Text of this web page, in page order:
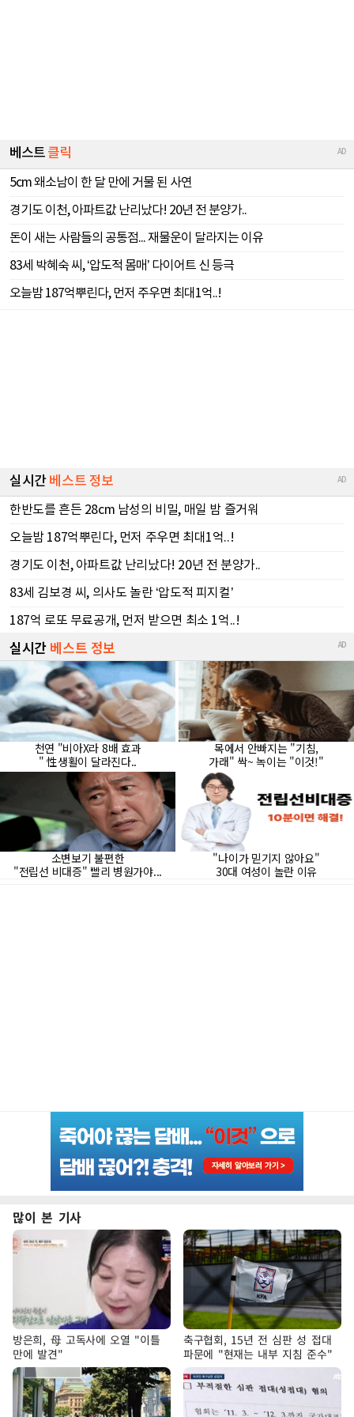
많이 본 기사
방은희, 母 고독사에 오열 "이틀
만에 발견"
축구협회, 15년 전 심판 성 접대
파문에 "현재는 내부 지침 준수"